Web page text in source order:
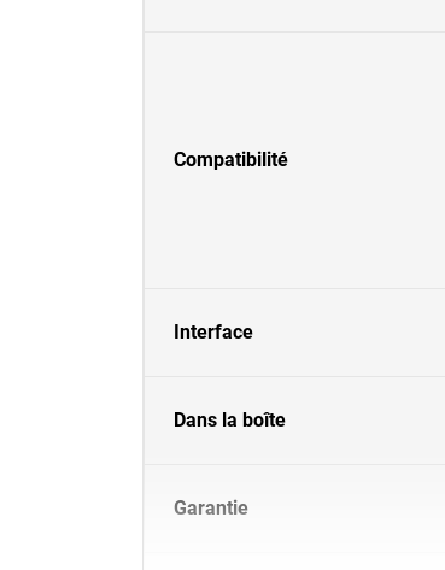
Compatibilité
Interface
Dans la boîte
Garantie